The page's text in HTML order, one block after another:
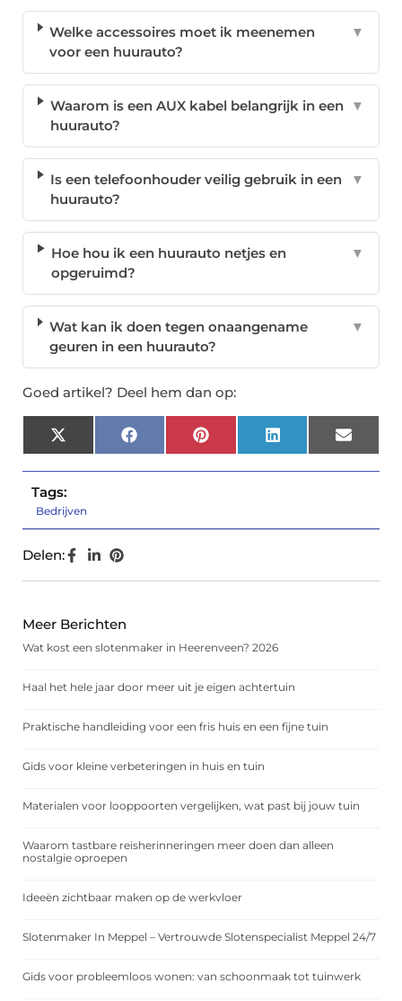
Welke accessoires moet ik meenemen
voor een huurauto?
▼
Waarom is een AUX kabel belangrijk in een
huurauto?
▼
Is een telefoonhouder veilig gebruik in een
huurauto?
▼
Hoe hou ik een huurauto netjes en
opgeruimd?
▼
Wat kan ik doen tegen onaangename
geuren in een huurauto?
▼
Goed artikel? Deel hem dan op:
X
(Twitter)
FacebookPinterest LinkedIn Email
Tags:
Bedrijven
Delen:
Meer Berichten
Wat kost een slotenmaker in Heerenveen? 2026
Haal het hele jaar door meer uit je eigen achtertuin
Praktische handleiding voor een fris huis en een fijne tuin
Gids voor kleine verbeteringen in huis en tuin
Materialen voor looppoorten vergelijken, wat past bij jouw tuin
Waarom tastbare reisherinneringen meer doen dan alleen
nostalgie oproepen
Ideeën zichtbaar maken op de werkvloer
Slotenmaker In Meppel – Vertrouwde Slotenspecialist Meppel 24/7
Gids voor probleemloos wonen: van schoonmaak tot tuinwerk